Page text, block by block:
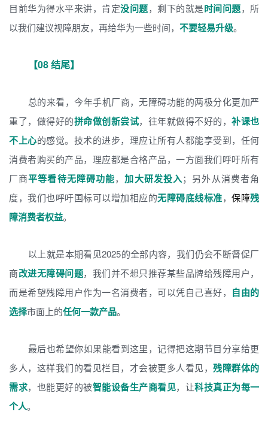
目前华为得水平来讲，肯定没问题，剩下的就是时间问题，所
以我们建议视障朋友，再给华为一些时间， 不要轻易升级。
【08 结尾】
总的来看，今年手机厂商，无障碍功能的两极分化更加严
重了，做得好的拼命做创新尝试，往年就做得不好的， 补课也
不上心的感觉。技术的进步，理应让所有人都能享受到，任何
消费者购买的产品，理应都是合格产品，一方面我们呼吁所有
厂商平等看待无障碍功能，加大研发投入；另外从消费者角
度，我们也呼吁国标可以增加相应的无障碍底线标准， 保障残
障消费者权益。
以上就是本期看见2025的全部内容，我们仍会不断督促厂
商改进无障碍问题，我们并不想只推荐某些品牌给残障用户，
而是希望残障用户作为一名消费者，可以凭自己喜好， 自由的
选择市面上的任何一款产品。
最后也希望你如果能看到这里，记得把这期节目分享给更
多人，这样我们的看见栏目，才会被更多人看见， 残障群体的
需求，也能更好的被智能设备生产商看见，让科技真正为每一
个人。